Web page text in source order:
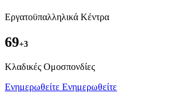
Εργατοϋπαλληλικά Κέντρα
69+3
Kλαδικές Ομοσπονδίες
Ενημερωθείτε Ενημερωθείτε